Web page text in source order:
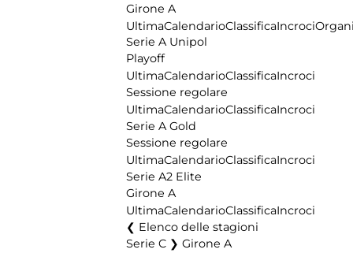
Girone A
UltimaCalendarioClassificaIncroci
Serie A Unipol
Playoff
UltimaCalendarioClassificaIncroci
Sessione regolare
UltimaCalendarioClassificaIncroci
Serie A Gold
Sessione regolare
UltimaCalendarioClassificaIncroci
Serie A2 Elite
Girone A
UltimaCalendarioClassificaIncroci
Elenco delle stagioni
Serie C ❯ Girone A